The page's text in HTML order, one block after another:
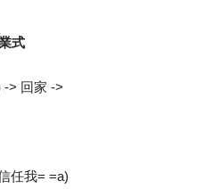
式
-> 回家 ->
任我= =a)